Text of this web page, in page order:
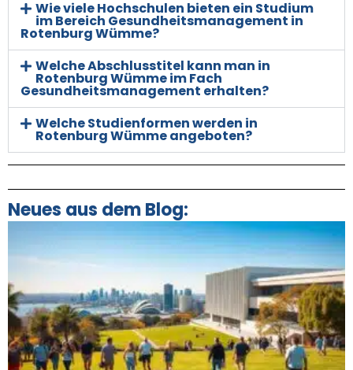
Wie viele Hochschulen bieten ein Studium
im Bereich Gesundheitsmanagement in
Rotenburg Wümme?
Welche Abschlusstitel kann man in
Rotenburg Wümme im Fach
Gesundheitsmanagement erhalten?
Welche Studienformen werden in
Rotenburg Wümme angeboten?
Neues aus dem Blog: